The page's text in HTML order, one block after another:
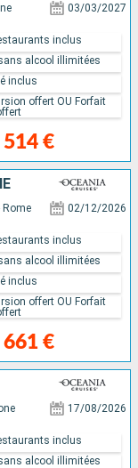
03/03/2027
514 €
inclus
alcool illimitées
inclus
offert OU Forfait
Rome 02/12/2026
661 €
inclus
alcool illimitées
inclus
offert OU Forfait
17/08/2026
inclus
alcool illimitées